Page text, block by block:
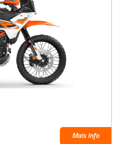
Mais Info